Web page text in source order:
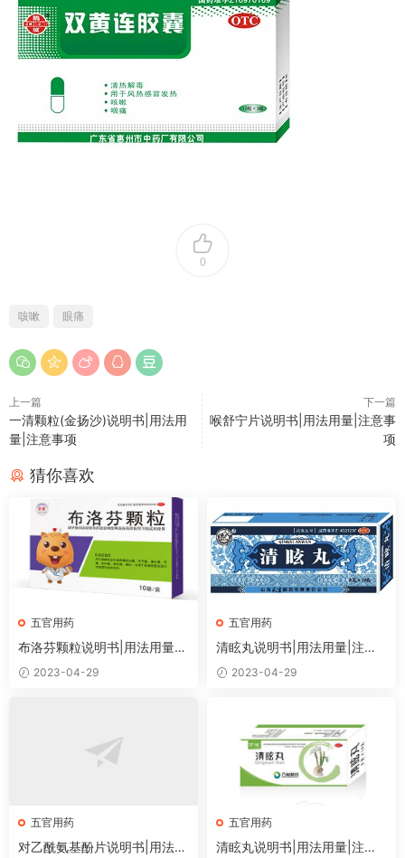
0
咳嗽 眼痛
上一篇
一清颗粒(金扬沙)说明书|用法用
量|注意事项
下一篇
喉舒宁片说明书|用法用量|注意事
项
猜你喜欢
五官用药
布洛芬颗粒说明书|用法用量|
注意事项
2023-04-29
五官用药
清眩丸说明书|用法用量|注意
事项2023-04-29
五官用药
对乙酰氨基酚片说明书|用法用
五官用药
清眩丸说明书|用法用量|注意